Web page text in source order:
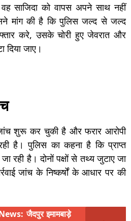
साजिदा को वापस अपने साथ नहीं
मांग की है कि पुलिस जल्द से जल्द
करे, उसके चोरी हुए जेवरात और
दिया जाए।
शुरू कर चुकी है और फरार आरोपी
है। पुलिस का कहना है कि प्राप्त
रही है। दोनों पक्षों से तथ्य जुटाए जा
जांच के निष्कर्षों के आधार पर की
जैदपुर इमामबाड़े